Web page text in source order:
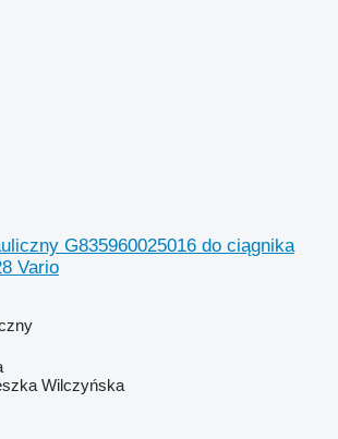
G835960025016 do ciągnika
Vario
Wilczyńska